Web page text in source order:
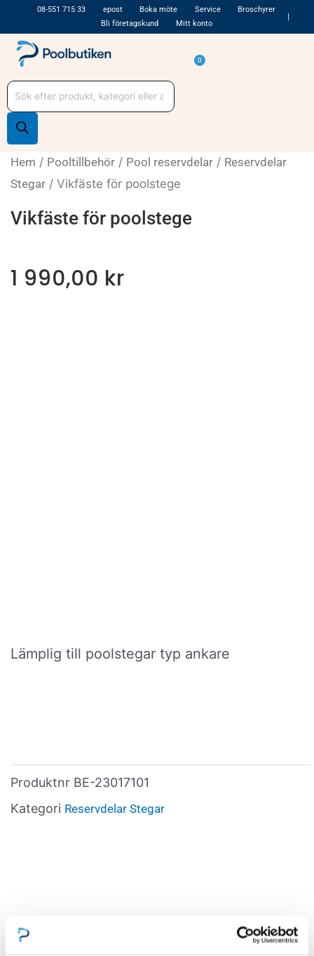
till
innehåll
08-551 715 33 epost Boka möte Service
Broschyrer
Bli företagskund
Mitt konto
0
Varukorg
Produktsökning
Hem / Pooltillbehör / Pool reservdelar / Reservdelar
Stegar / Vikfäste för poolstege
Vikfäste för poolstege
1 990,00 kr
Lämplig till poolstegar typ ankare
Produktnr BE-23017101
Kategori Reservdelar Stegar